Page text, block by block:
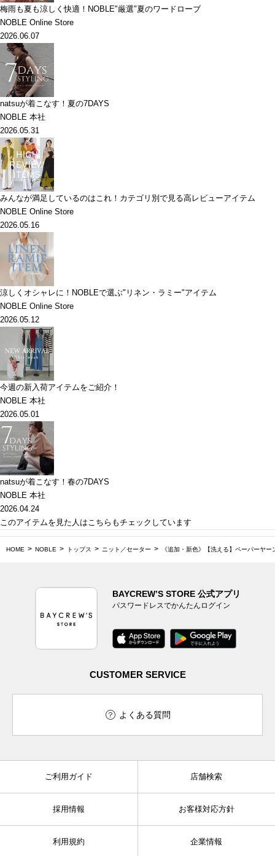
梅雨も夏も涼しく快適！NOBLE"厳選"夏のワードローブ
NOBLE Online Store
2026.06.07
natsuが着こなす！夏の7DAYS
NOBLE 本社
2026.05.31
みんなが満足しているのはこれ！カテゴリ別で見る高レビューアイテム
NOBLE Online Store
2026.05.16
涼しくオシャレに！NOBLEで選ぶ"リネン・ラミー"アイテム
NOBLE Online Store
2026.05.12
今週の新入荷アイテムをご紹介！
NOBLE 本社
2026.05.01
natsuが着こなす！春の7DAYS
NOBLE 本社
2026.04.24
このアイテムを見た人はこちらもチェックしています
HOME NOBLE トップス ニット／セーター 《追加・新色》【洗える】ペーパーヤ
BAYCREW’S STORE 公式アプリ
パスワードレスでかんたんログイン
CUSTOMER SERVICE
よくある質問
ご利用ガイド 店舗検索
採用情報 お客様対応方針
利用規約 企業情報